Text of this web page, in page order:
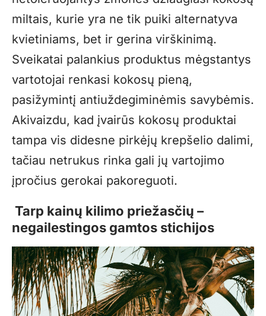
miltais, kurie yra ne tik puiki alternatyva
kvietiniams, bet ir gerina virškinimą.
Sveikatai palankius produktus mėgstantys
vartotojai renkasi kokosų pieną,
pasižymintį antiuždegiminėmis savybėmis.
Akivaizdu, kad įvairūs kokosų produktai
tampa vis didesne pirkėjų krepšelio dalimi,
tačiau netrukus rinka gali jų vartojimo
įpročius gerokai pakoreguoti.
Tarp kainų kilimo priežasčių –
negailestingos gamtos stichijos